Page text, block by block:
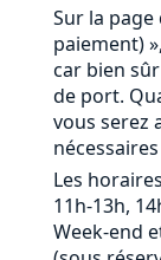
Sur la
paiement)
car bien
de port.
vous serez
Les
11h-13h,
Week-end